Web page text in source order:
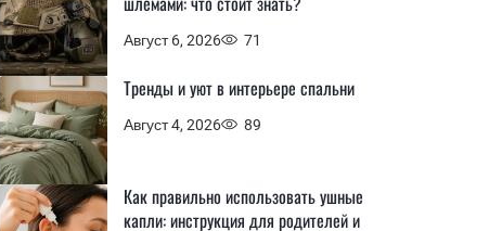
Август 6, 2026 71
Август 4, 2026 89
Тренды и уют в интерьере спальни
Как правильно использовать ушные
капли: инструкция для родителей и